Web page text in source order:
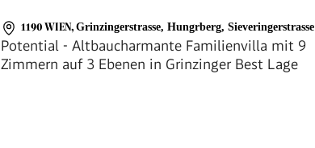
1190 WIEN, Grinzingerstrasse, Hungrberg, Sieveringerstrasse
Potential - Altbaucharmante Familienvilla mit 9
Zimmern auf 3 Ebenen in Grinzinger Best Lage